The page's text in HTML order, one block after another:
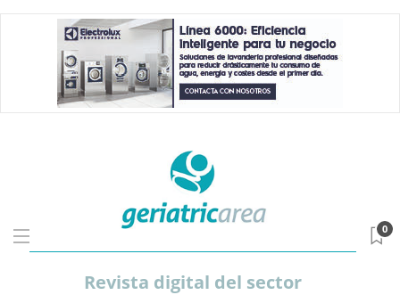
Revista digital del sector
0